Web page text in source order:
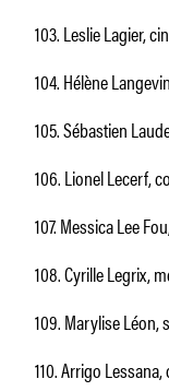
103. Leslie Lagier,
104. Hélène
105. Sébastien
106. Lionel Lecerf,
107. Messica Lee
108. Cyrille Legrix,
109. Marylise Léon,
110. Arrigo